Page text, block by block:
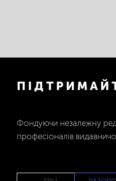
Фондуючи незалежну
професіоналів